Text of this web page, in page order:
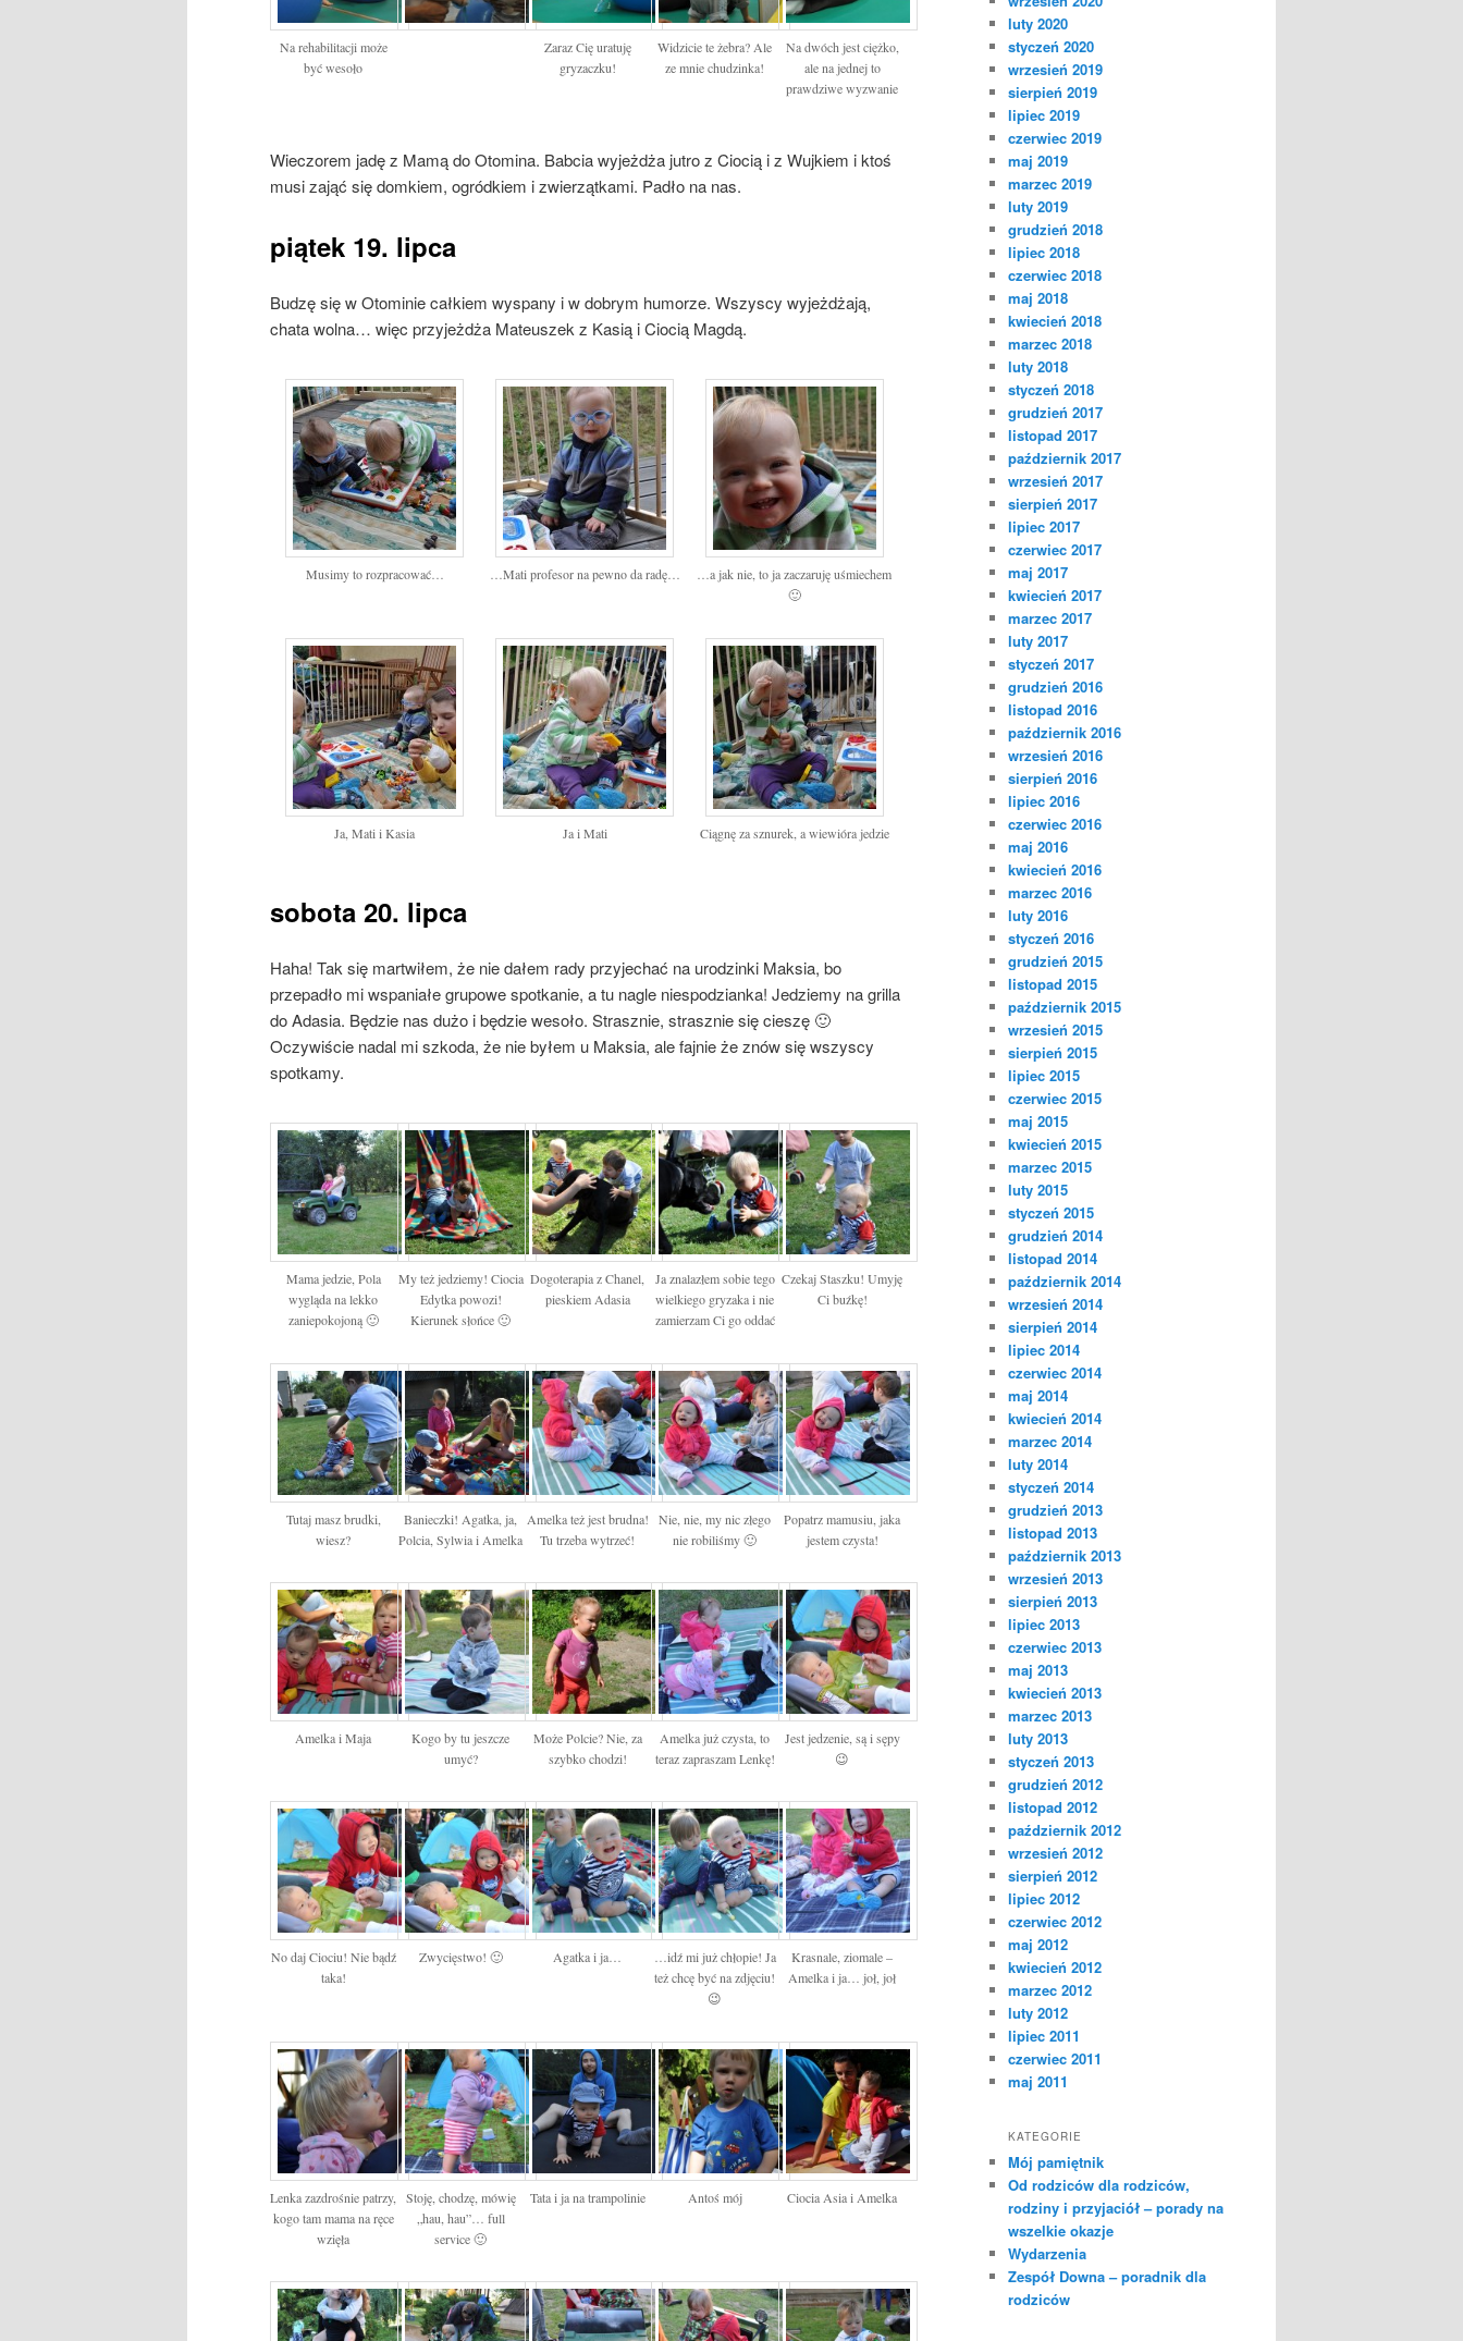
Na rehabilitacji może
być wesoło
Zaraz Cię uratuję
gryzaczku!
Widzicie te żebra? Ale
ze mnie chudzinka!
Na dwóch jest ciężko,
ale na jednej to
prawdziwe wyzwanie
Wieczorem jadę z Mamą do Otomina. Babcia wyjeżdża jutro z Ciocią i z Wujkiem i ktoś
musi zająć się domkiem, ogródkiem i zwierzątkami. Padło na nas.
piątek 19. lipca
Budzę się w Otominie całkiem wyspany i w dobrym humorze. Wszyscy wyjeżdżają,
chata wolna… więc przyjeżdża Mateuszek z Kasią i Ciocią Magdą.
Musimy to rozpracować… …Mati profesor na pewno da radę…
…a jak nie, to ja zaczaruję uśmiechem
🙂
Ja, Mati i Kasia Ja i Mati Ciągnę za sznurek, a wiewióra jedzie
sobota 20. lipca
Haha! Tak się martwiłem, że nie dałem rady przyjechać na urodzinki Maksia, bo
przepadło mi wspaniałe grupowe spotkanie, a tu nagle niespodzianka! Jedziemy na grilla
do Adasia. Będzie nas dużo i będzie wesoło. Strasznie, strasznie się cieszę 🙂
Oczywiście nadal mi szkoda, że nie byłem u Maksia, ale fajnie że znów się wszyscy
spotkamy.
Mama jedzie, Pola
wygląda na lekko
zaniepokojoną 🙂
My też jedziemy! Ciocia
Edytka powozi!
Kierunek słońce 🙂
Dogoterapia z Chanel,
pieskiem Adasia
Ja znalazłem sobie tego
wielkiego gryzaka i nie
zamierzam Ci go oddać
Czekaj Staszku! Umyję
Ci buźkę!
Tutaj masz brudki,
wiesz?
Banieczki! Agatka, ja,
Polcia, Sylwia i Amelka
Amelka też jest brudna!
Tu trzeba wytrzeć!
Nie, nie, my nic złego
nie robiliśmy 🙂
Popatrz mamusiu, jaka
jestem czysta!
Amelka i Maja
Kogo by tu jeszcze
umyć?
Może Polcie? Nie, za
szybko chodzi!
Amelka już czysta, to
teraz zapraszam Lenkę!
Jest jedzenie, są i sępy
😉
No daj Ciociu! Nie bądź
taka!
Zwycięstwo! 🙂 Agatka i ja…
…idź mi już chłopie! Ja
też chcę być na zdjęciu!
😉
Krasnale, ziomale –
Amelka i ja… joł, joł
Lenka zazdrośnie patrzy,
kogo tam mama na ręce
wzięła
Stoję, chodzę, mówię
„hau, hau”… full
service 🙂
Tata i ja na trampolinie Antoś mój Ciocia Asia i Amelka
luty 2020
styczeń 2020
wrzesień 2019
sierpień 2019
lipiec 2019
czerwiec 2019
maj 2019
marzec 2019
luty 2019
grudzień 2018
lipiec 2018
czerwiec 2018
maj 2018
kwiecień 2018
marzec 2018
luty 2018
styczeń 2018
grudzień 2017
listopad 2017
październik 2017
wrzesień 2017
sierpień 2017
lipiec 2017
czerwiec 2017
maj 2017
kwiecień 2017
marzec 2017
luty 2017
styczeń 2017
grudzień 2016
listopad 2016
październik 2016
wrzesień 2016
sierpień 2016
lipiec 2016
czerwiec 2016
maj 2016
kwiecień 2016
marzec 2016
luty 2016
styczeń 2016
grudzień 2015
listopad 2015
październik 2015
wrzesień 2015
sierpień 2015
lipiec 2015
czerwiec 2015
maj 2015
kwiecień 2015
marzec 2015
luty 2015
styczeń 2015
grudzień 2014
listopad 2014
październik 2014
wrzesień 2014
sierpień 2014
lipiec 2014
czerwiec 2014
maj 2014
kwiecień 2014
marzec 2014
luty 2014
styczeń 2014
grudzień 2013
listopad 2013
październik 2013
wrzesień 2013
sierpień 2013
lipiec 2013
czerwiec 2013
maj 2013
kwiecień 2013
marzec 2013
luty 2013
styczeń 2013
grudzień 2012
listopad 2012
październik 2012
wrzesień 2012
sierpień 2012
lipiec 2012
czerwiec 2012
maj 2012
kwiecień 2012
marzec 2012
luty 2012
lipiec 2011
czerwiec 2011
maj 2011
KATEGORIE
Mój pamiętnik
Od rodziców dla rodziców,
rodziny i przyjaciół – porady na
wszelkie okazje
Wydarzenia
Zespół Downa – poradnik dla
rodziców